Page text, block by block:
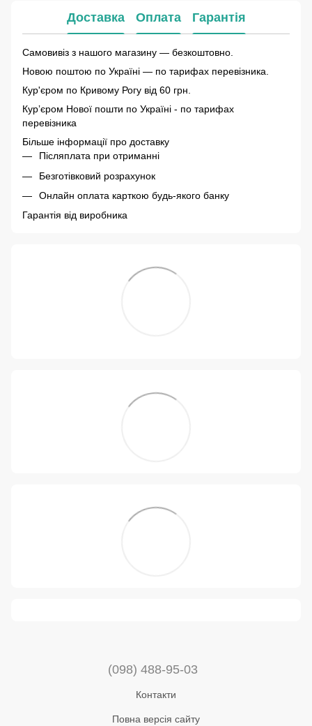
Доставка Оплата Гарантія
Самовивіз з нашого магазину — безкоштовно.
Новою поштою по Україні — по тарифах перевізника.
Кур'єром по Кривому Рогу від 60 грн.
Курʼєром Нової пошти по Україні - по тарифах
перевізника
Більше інформації про доставку
Післяплата при отриманні
Безготівковий розрахунок
Онлайн оплата карткою будь-якого банку
Гарантія від виробника
(098) 488-95-03
Контакти
Повна версія сайту